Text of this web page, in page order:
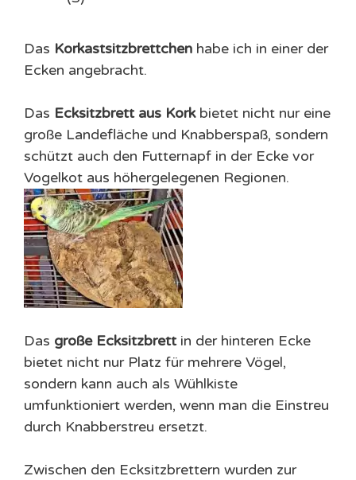
Das Korkastsitzbrettchen habe ich in einer der
Ecken angebracht.
Das Ecksitzbrett aus Korkbietet nicht nur eine
große Landefläche und Knabberspaß, sondern
schützt auch den Futternapf in der Ecke vor
Vogelkot aus höhergelegenen Regionen.
Das große Ecksitzbrett in der hinteren Ecke
bietet nicht nur Platz für mehrere Vögel,
sondern kann auch als Wühlkiste
umfunktioniert werden, wenn man die Einstreu
durch Knabberstreu ersetzt.
Zwischen den Ecksitzbrettern wurden zur